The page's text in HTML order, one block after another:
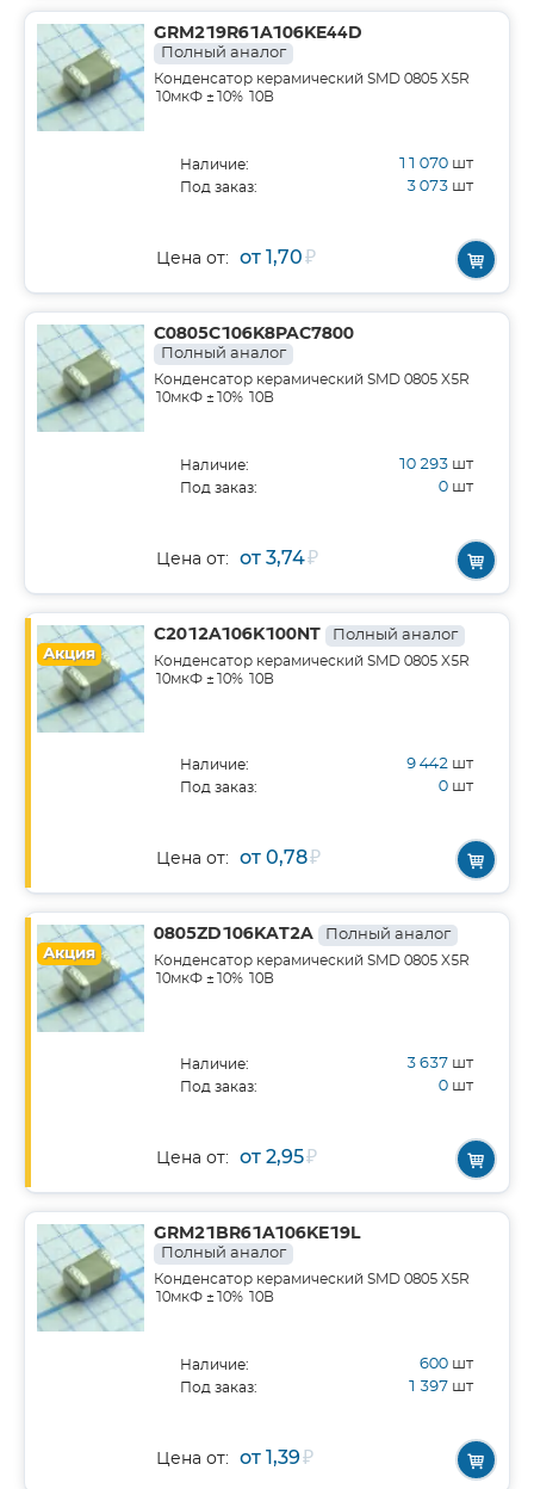
GRM219R61A106KE44D
Полный аналог
Конденсатор керамический SMD 0805 X5R
10мкФ ±10% 10В
Наличие: 11 070 шт
Под заказ: 3 073 шт
Цена от: от 1,70₽
C0805C106K8PAC7800
Полный аналог
Конденсатор керамический SMD 0805 X5R
10мкФ ±10% 10В
Наличие: 10 293 шт
Под заказ: 0 шт
Цена от: от 3,74₽
Акция
C2012A106K100NT Полный аналог
Конденсатор керамический SMD 0805 X5R
10мкФ ±10% 10В
Наличие: 9 442 шт
Под заказ: 0 шт
Цена от: от 0,78₽
Акция
0805ZD106KAT2A Полный аналог
Конденсатор керамический SMD 0805 X5R
10мкФ ±10% 10В
Наличие: 3 637 шт
Под заказ: 0 шт
Цена от: от 2,95₽
GRM21BR61A106KE19L
Полный аналог
Конденсатор керамический SMD 0805 X5R
10мкФ ±10% 10В
Наличие: 600 шт
Под заказ: 1 397 шт
Цена от: от 1,39₽